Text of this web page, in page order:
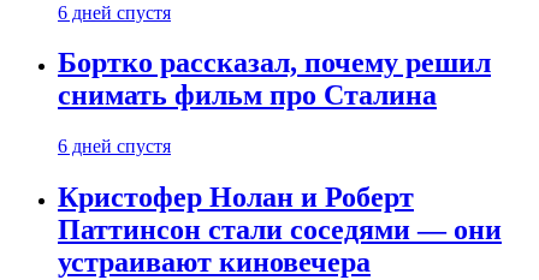
6 дней спустя
Бортко рассказал, почему решил
снимать фильм про Сталина
6 дней спустя
Кристофер Нолан и Роберт
Паттинсон стали соседями — они
устраивают киновечера